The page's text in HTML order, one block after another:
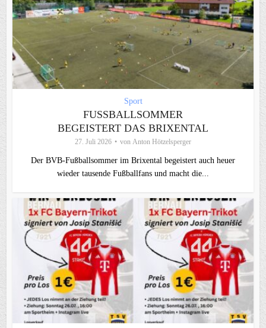
Sport
FUSSBALLSOMMER B
EGEISTERT DAS BRIXENTAL
27. Juli 2026 von Anton Hötzelsperger
Der BVB-Fußballsommer im Brixental begeistert auch heuer
wieder tausende Fußballfans und macht die...